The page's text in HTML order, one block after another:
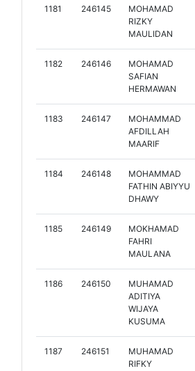
1181 246145
MOHAMAD
RIZKY
MAULIDAN
1182 246146
MOHAMAD
SAFIAN
HERMAWAN
1183 246147
MOHAMMAD
AFDILLAH
MAARIF
1184 246148
MOHAMMAD
FATHIN ABIYYU
DHAWY
1185 246149
MOKHAMAD
FAHRI
MAULANA
1186 246150
MUHAMAD
ADITIYA
WIJAYA
KUSUMA
1187 246151
MUHAMAD
RIFKY